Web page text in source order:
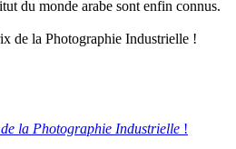
du monde arabe sont enfin connus.
la Photographie Industrielle !